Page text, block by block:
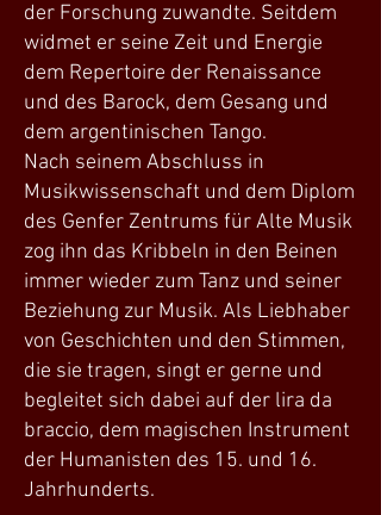
der Forschung zuwandte. Seitdem
widmet er seine Zeit und Energie
dem Repertoire der Renaissance
und des Barock, dem Gesang und
dem argentinischen Tango.
Nach seinem Abschluss in
Musikwissenschaft und dem Diplom
des Genfer Zentrums für Alte Musik
zog ihn das Kribbeln in den Beinen
immer wieder zum Tanz und seiner
Beziehung zur Musik. Als Liebhaber
von Geschichten und den Stimmen,
die sie tragen, singt er gerne und
begleitet sich dabei auf der lira da
braccio, dem magischen Instrument
der Humanisten des 15. und 16.
Jahrhunderts.